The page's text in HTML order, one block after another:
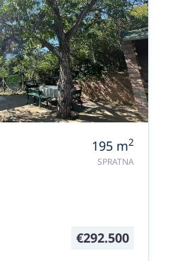
195 m2
SPRATNA
€292.500